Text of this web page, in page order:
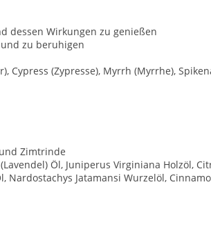
dessen Wirkungen zu genießen
zu beruhigen
Cypress (Zypresse), Myrrh (Myrrhe),
Zimtrinde
Öl, Juniperus Virginiana Holzöl,
Jatamansi Wurzelöl,